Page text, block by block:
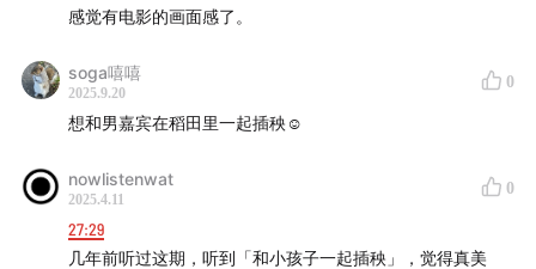
感觉有电影的画面感了。
soga嘻嘻
2025.9.20
0
想和男嘉宾在稻田里一起插秧☺️
nowlistenwat
2025.4.11
0
27:29
几年前听过这期，听到「和小孩子一起插秧」，觉得真美